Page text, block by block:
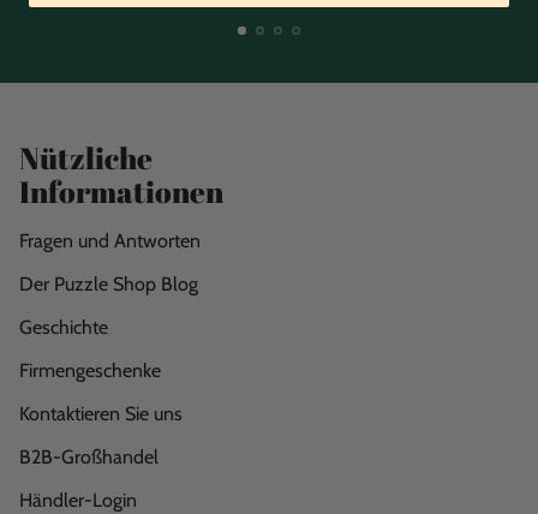
Nützliche
Informationen
Fragen und Antworten
Der Puzzle Shop Blog
Geschichte
Firmengeschenke
Kontaktieren Sie uns
B2B-Großhandel
Händler-Login